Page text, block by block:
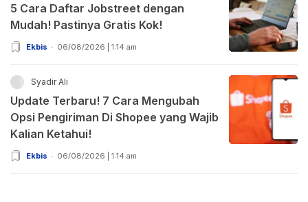
5 Cara Daftar Jobstreet dengan
Mudah! Pastinya Gratis Kok!
Ekbis 06/08/2026 | 1:14 am
Syadir Ali
Update Terbaru! 7 Cara Mengubah
Opsi Pengiriman Di Shopee yang Wajib
Kalian Ketahui!
Ekbis 06/08/2026 | 1:14 am